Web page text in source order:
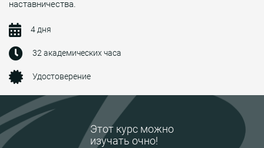
Этот курс можно
изучать очно!
наставничества.
4 дня
32 академических часа
Удостоверение